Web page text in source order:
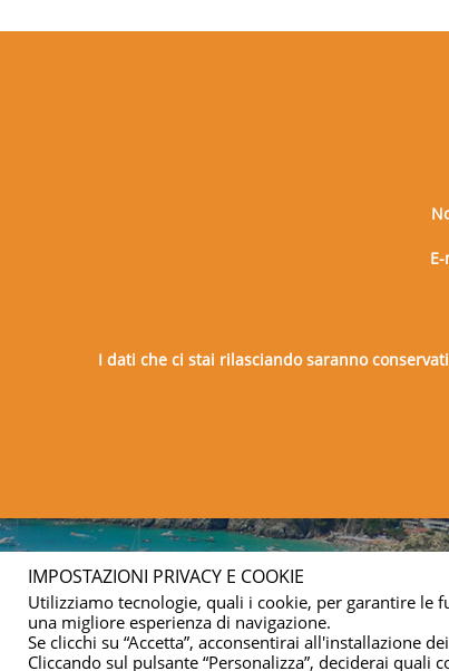
I dati che ci stai rilasciando saranno
IMPOSTAZIONI PRIVACY E COOKIE
Utilizziamo tecnologie, quali i cookie, per garantire
una migliore esperienza di navigazione.
Se clicchi su “Accetta”, acconsentirai all'installazione
Cliccando sul pulsante “Personalizza”, deciderai